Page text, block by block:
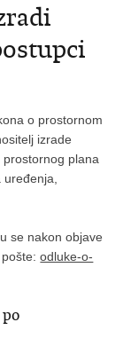
o prostornom
izrade
plana
se nakon objave
pošte:odluke-o-